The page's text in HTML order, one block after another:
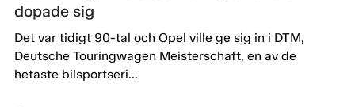
dopade sig
Det var tidigt 90-tal och Opel ville ge sig in i DTM,
Deutsche Touringwagen Meisterschaft, en av de
hetaste bilsportseri...